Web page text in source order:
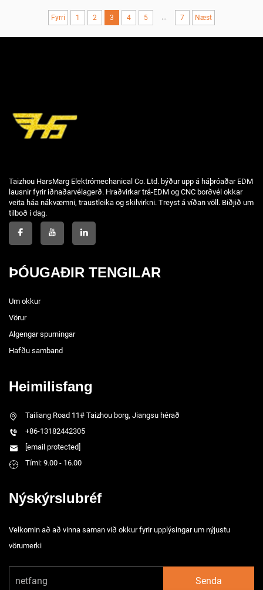
Fyrri 1 2 3 4 5 ... 7 Næst
Taizhou HarsMarg Elektrómechanical Co. Ltd. býður upp á háþróaðar EDM
lausnir fyrir iðnaðarvélagerð. Hraðvirkar trá-EDM og CNC borðvél okkar
veita háa nákvæmni, traustleika og skilvirkni. Treyst á víðan völl. Biðjið um
tilboð í dag.
ÞÓUGAÐIR TENGILAR
Um okkur
Vörur
Algengar spurningar
Hafðu samband
Heimilisfang
Tailiang Road 11# Taizhou borg, Jiangsu hérað
+86-13182442305
[email protected]
Tími: 9.00 - 16.00
Nýskýrslubréf
Velkomin að að vinna saman við okkur fyrir upplýsingar um nýjustu
vörumerki
Senda